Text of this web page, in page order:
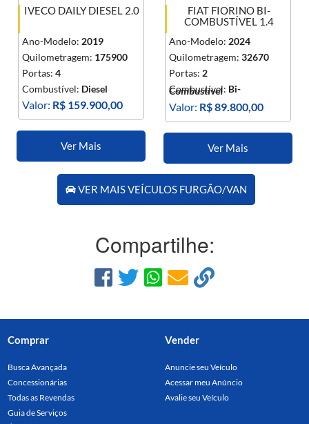
IVECO DAILY DIESEL 2.0
Ano-Modelo: 2019
Quilometragem: 175900
Portas:4
Combustível: Diesel
Valor: R$ 159.900,00
Ver Mais
FIAT FIORINO BI-
COMBUSTÍVEL 1.4
Ano-Modelo: 2024
Quilometragem:32670
Portas: 2
Combustível: Bi-
Combustível
Valor: R$ 89.800,00
Ver Mais
VER MAIS VEÍCULOS FURGÃO/VAN
Compartilhe:
Comprar
Busca Avançada
Concessionárias
Todas as Revendas
Guia de Serviços
Vender
Anuncie seu Veículo
Acessar meu Anúncio
Avalie seu Veículo